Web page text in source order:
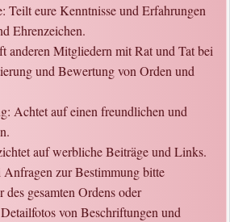
Teilt eure Kenntnisse und Erfahrungen
Ehrenzeichen.
anderen Mitgliedern mit Rat und Tat bei
und Bewertung von Orden und
Achtet auf einen freundlichen und
auf werbliche Beiträge und Links.
zur Bestimmung bitte
gesamten Ordens oder
von Beschriftungen und